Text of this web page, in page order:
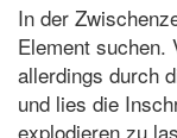
In der
Element suchen.
allerdings durch
und lies die
explodieren zu